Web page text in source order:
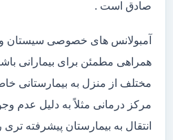
صادق است .
آمبولانس های خصوصی سیستان و
همراهی مطمئن برای بیمارانی
مختلف از منزل به بیمارستانی
مرکز درمانی مثلاً به دلیل عدم
انتقال به بیمارستان پیشرفته تری